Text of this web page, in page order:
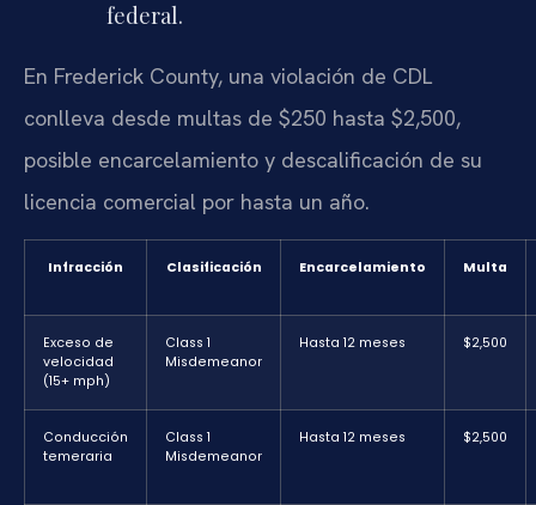
federal.
En Frederick County, una violación de CDL
conlleva desde multas de $250 hasta $2,500,
posible encarcelamiento y descalificación de su
licencia comercial por hasta un año.
Infracción Clasificación Encarcelamiento Multa
Exceso de
velocidad
(15+ mph)
Class 1
Misdemeanor
Hasta 12 meses $2,500
Conducción
temeraria
Class 1
Misdemeanor
Hasta 12 meses $2,500